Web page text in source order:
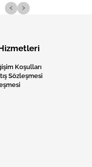
‹ ›
Koşulları
Sözleşmesi